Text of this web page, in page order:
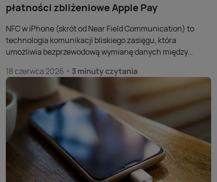
płatności zbliżeniowe Apple Pay
NFC w iPhone (skrót od Near Field Communication) to
technologia komunikacji bliskiego zasięgu, która
umożliwia bezprzewodową wymianę danych między
centymetrów. To właśnie dzięki niej możliwe są płatności
zbliżeniowe w sklepach bez użycia fizycznej karty czy
gotówki. System Apple Pay, oparty na module NFC iPhone,
obsługuje ponad 785 milionów użytkowników na całym
świecie i od czerwca 2018 roku działa w Polsce. Poniżej
znajdziesz kompletny przewodnik po konfiguracji i
codziennym korzystaniu z płatności zbliżeniowych na
18 czerwca 2026 3 minuty czytania